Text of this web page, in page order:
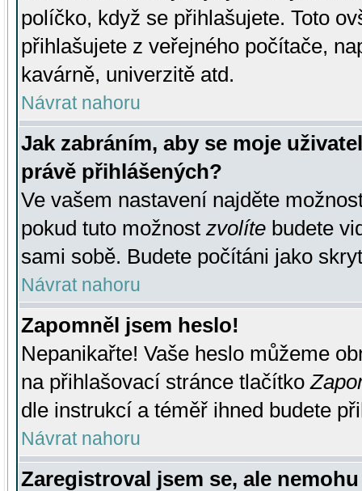
políčko, když se přihlašujete. Toto
přihlašujete z veřejného počítače,
kavárně, univerzitě atd.
Návrat nahoru
Jak zabráním, aby se moje
právě přihlášených?
Ve vašem nastavení najděte
pokud tuto možnost zvolíte budete
sami sobě. Budete počítáni jako
Návrat nahoru
Zapomněl jsem heslo!
Nepanikařte! Vaše heslo můžeme
na přihlašovací stránce tlačítko
dle instrukcí a téměř ihned budete
Návrat nahoru
Zaregistroval jsem se, ale